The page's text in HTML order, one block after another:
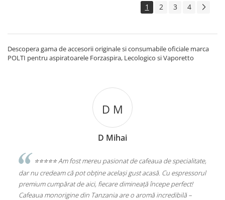
1 2 3 4
Descopera gama de accesorii originale si consumabile oficiale marca
POLTI pentru aspiratoarele Forzaspira, Lecologico si Vaporetto
D M
D Mihai
⭐️⭐️⭐️⭐️⭐️ Am fost mereu pasionat de cafeaua de specialitate,
dar nu credeam că pot obține același gust acasă. Cu espressorul
premium cumpărat de aici, fiecare dimineață începe perfect!
Cafeaua monorigine din Tanzania are o aromă incredibilă –